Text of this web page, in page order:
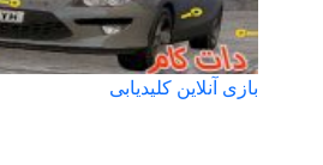
بازی آنلاین کلیدیابی